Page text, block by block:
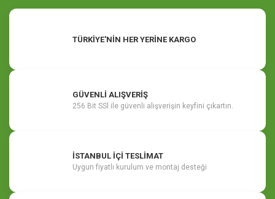
TÜRKİYE'NİN HER YERİNE KARGO
GÜVENLİ ALIŞVERİŞ
256 Bit SSl ile güvenli alışverişin keyfini çıkartın.
İSTANBUL İÇİ TESLİMAT
Uygun fiyatlı kurulum ve montaj desteği